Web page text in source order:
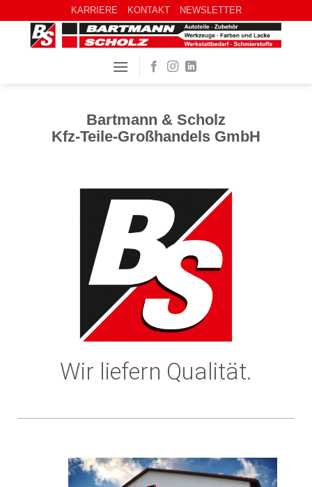
KARRIERE KONTAKT NEWSLETTER
Bartmann & Scholz
Kfz-Teile-Großhandels GmbH
Wir liefern Qualität.